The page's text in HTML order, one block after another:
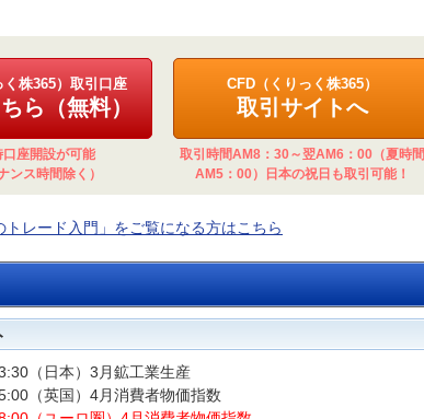
く株365）取引口座
ら（無料）
口座開設が可能
ンス時間除く）
CFD（くりっく株365）
取引サイトへ
取引時間AM8：30～翌AM6：00（夏時間
AM5：00）日本の祝日も取引可能！
トレード入門」をご覧になる方はこちら
（日本）3月鉱工業生産
（英国）4月消費者物価指数